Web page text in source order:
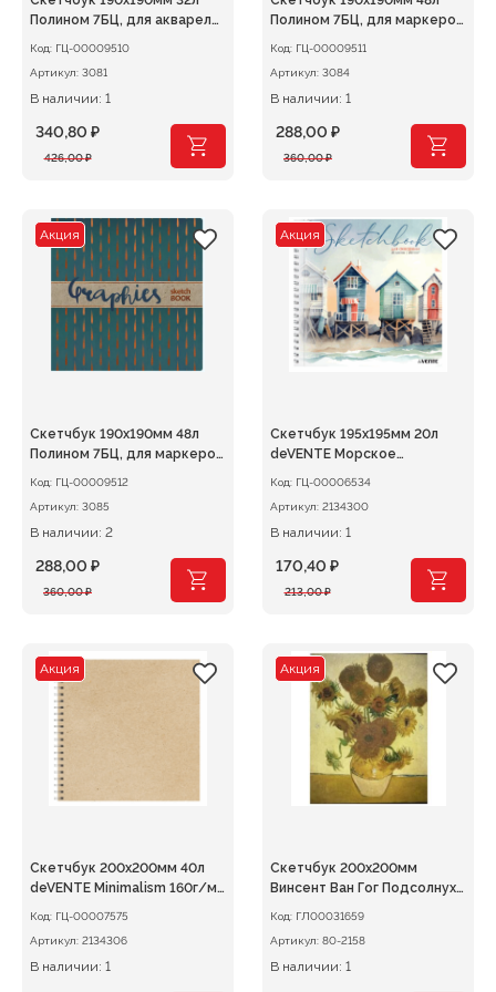
Полином 7БЦ, для акварели
200г/м2 Гознак
Код: ГЦ-00009510
Артикул: 3081
В наличии: 1
426,00₽
Первоначальная
426,00 ₽.
340,80 ₽
Текущая
Полином 7БЦ, для маркеров
Код: ГЦ-00009511
Артикул: 3084
В наличии: 1
360,00₽
Первоначальная
360,00 ₽.
288,00 ₽
Текущая
Акция
Скетчбук 190х190мм 48л
Полином 7БЦ, для маркеров
Код: ГЦ-00009512
Артикул: 3085
В наличии: 2
360,00₽
Первоначальная
360,00 ₽.
288,00 ₽
Текущая
Акция
Скетчбук 195х195мм 20л
deVENTE Морское
побережье 200г/м2,
Код: ГЦ-00006534
Артикул: 2134300
В наличии: 1
213,00₽
Первоначальная
213,00 ₽.
170,40 ₽
Текущая
Акция
Скетчбук 200х200мм 40л
deVENTE Minimalism 160г/м,
Код: ГЦ-00007575
Артикул: 2134306
В наличии: 1
Акция
Скетчбук 200х200мм
Винсент Ван Гог Подсолнухи
Код: ГЛ00031659
Артикул: 80-2158
В наличии: 1